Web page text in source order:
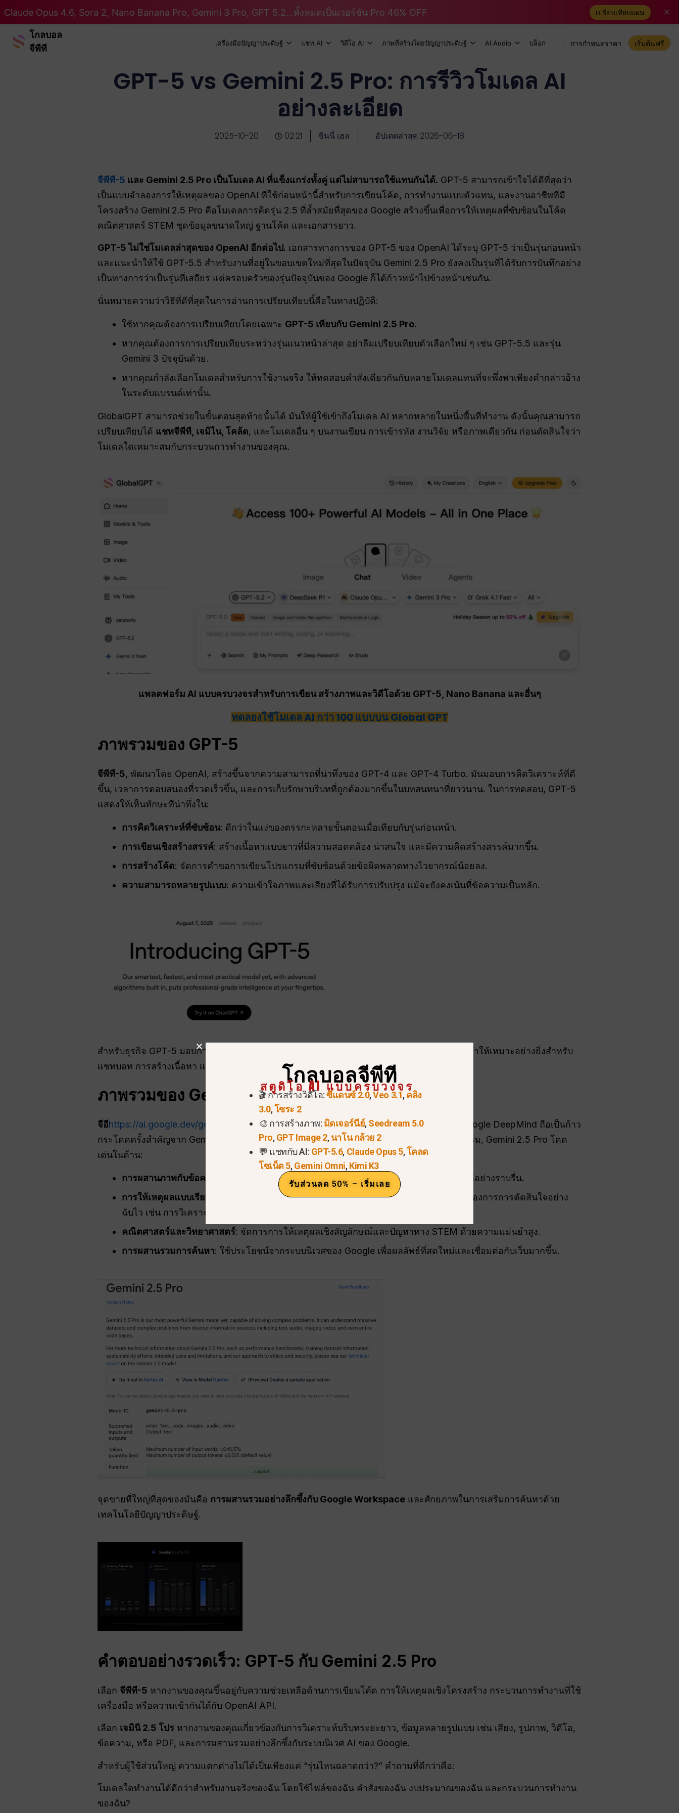
Claude Opus 4.6, Sora 2, Nano Banana Pro, Gemini 3 Pro, GPT 5.2...ทั้งหมดเป็นเวอร์ชัน Pro 46% OFF เปรียบเทียบแผน
โกลบอล
จีพีที
เครื่องมือปัญญาประดิษฐ์ แชท AI วิดีโอ AI ภาพที่สร้างโดยปัญญาประดิษฐ์ AI Audio บล็อก การกำหนดราคา เริ่มต้นฟรี
GPT-5 vs Gemini 2.5 Pro: การรีวิวโมเดล AI
อย่างละเอียด
2025-10-20 02:21 ชินนี่ เฮล อัปเดตล่าสุด 2026-06-18
จีพีที-5 และ Gemini 2.5 Pro เป็นโมเดล AI ที่แข็งแกร่งทั้งคู่ แต่ไม่สามารถใช้แทนกันได้. GPT-5 สามารถเข้าใจได้ดีที่สุดว่า
เป็นแบบจำลองการให้เหตุผลของ OpenAI ที่ใช้ก่อนหน้านี้สำหรับการเขียนโค้ด, การทำงานแบบตัวแทน, และงานอาชีพที่มี
โครงสร้าง Gemini 2.5 Pro คือโมเดลการคิดรุ่น 2.5 ที่ล้ำสมัยที่สุดของ Google สร้างขึ้นเพื่อการให้เหตุผลที่ซับซ้อนในโค้ด
คณิตศาสตร์ STEM ชุดข้อมูลขนาดใหญ่ ฐานโค้ด และเอกสารยาว.
GPT-5 ไม่ใช่โมเดลล่าสุดของ OpenAI อีกต่อไป. เอกสารทางการของ GPT-5 ของ OpenAI ได้ระบุ GPT-5 ว่าเป็นรุ่นก่อนหน้า
และแนะนำให้ใช้ GPT-5.5 สำหรับงานที่อยู่ในขอบเขตใหม่ที่สุดในปัจจุบัน Gemini 2.5 Pro ยังคงเป็นรุ่นที่ได้รับการบันทึกอย่าง
เป็นทางการว่าเป็นรุ่นที่เสถียร แต่ครอบครัวของรุ่นปัจจุบันของ Google ก็ได้ก้าวหน้าไปข้างหน้าเช่นกัน.
นั่นหมายความว่าวิธีที่ดีที่สุดในการอ่านการเปรียบเทียบนี้คือในทางปฏิบัติ:
ใช้หากคุณต้องการเปรียบเทียบโดยเฉพาะ GPT-5 เทียบกับ Gemini 2.5 Pro.
หากคุณต้องการการเปรียบเทียบระหว่างรุ่นแนวหน้าล่าสุด อย่าลืมเปรียบเทียบตัวเลือกใหม่ ๆ เช่น GPT-5.5 และรุ่น
Gemini 3 ปัจจุบันด้วย.
หากคุณกำลังเลือกโมเดลสำหรับการใช้งานจริง ให้ทดสอบคำสั่งเดียวกันกับหลายโมเดลแทนที่จะพึ่งพาเพียงคำกล่าวอ้าง
ในระดับแบรนด์เท่านั้น.
GlobalGPT สามารถช่วยในขั้นตอนสุดท้ายนั้นได้ มันให้ผู้ใช้เข้าถึงโมเดล AI หลากหลายในหนึ่งพื้นที่ทำงาน ดังนั้นคุณสามารถ
เปรียบเทียบได้ แชทจีพีที, เจมิไน, โคล้ด, และโมเดลอื่น ๆ บนงานเขียน การเข้ารหัส งานวิจัย หรือภาพเดียวกัน ก่อนตัดสินใจว่า
โมเดลใดเหมาะสมกับกระบวนการทำงานของคุณ.
แพลตฟอร์ม AI แบบครบวงจรสำหรับการเขียน สร้างภาพและวิดีโอด้วย GPT-5, Nano Banana และอื่นๆ
ทดลองใช้โมเดล AI กว่า 100 แบบบน Global GPT
ภาพรวมของ GPT-5
จีพีที-5, พัฒนาโดย OpenAI, สร้างขึ้นจากความสามารถที่น่าทึ่งของ GPT-4 และ GPT-4 Turbo. มันมอบการคิดวิเคราะห์ที่ดี
ขึ้น, เวลาการตอบสนองที่รวดเร็วขึ้น, และการเก็บรักษาบริบทที่ถูกต้องมากขึ้นในบทสนทนาที่ยาวนาน. ในการทดสอบ, GPT-5
แสดงให้เห็นทักษะที่น่าทึ่งใน:
การคิดวิเคราะห์ที่ซับซ้อน: ดีกว่าในแง่ของตรรกะหลายขั้นตอนเมื่อเทียบกับรุ่นก่อนหน้า.
การเขียนเชิงสร้างสรรค์: สร้างเนื้อหาแบบยาวที่มีความสอดคล้อง น่าสนใจ และมีความคิดสร้างสรรค์มากขึ้น.
การสร้างโค้ด: จัดการคำขอการเขียนโปรแกรมที่ซับซ้อนด้วยข้อผิดพลาดทางไวยากรณ์น้อยลง.
ความสามารถหลายรูปแบบ: ความเข้าใจภาพและเสียงที่ได้รับการปรับปรุง แม้จะยังคงเน้นที่ข้อความเป็นหลัก.
สำหรับธุรกิจ GPT-5 มอบการผสานการทำงานที่เหนือกว่ากับกระบวนการทำงานและ API ที่มีอยู่ ทำให้เหมาะอย่างยิ่งสำหรับ
แชทบอท การสร้างเนื้อหา และการค้นหาความรู้ขั้นสูง.
ภาพรวมของ Gemini 2.5 Pro
จีอีhttps://ai.google.dev/gemini-api/docs/models/gemini-2.5-proมินิ 2.5 โปร , พัฒนาโดย Google DeepMind ถือเป็นก้าว
กระโดดครั้งสำคัญจาก Gemini 1 และ 1.5 ซีรีส์ ซึ่งเป็นที่รู้จักในด้านหลายรูปแบบก่อน
สถาปัตยกรรม, Gemini 2.5 Pro โดด
เด่นในด้าน:
การผสานภาพกับข้อความ
: กระบวนการและสร้างผลลัพธ์ภาพและข้อความที่ผสานรวมกันได้อย่างราบรื่น.
การให้เหตุผลแบบเรียลไทม์
: มีความสามารถในการตัดสินใจอย่างรวดเร็วในสถานการณ์ที่ต้องการการตัดสินใจอย่าง
ฉับไว เช่น การวิเคราะห์ข้อมูลหรือการแปลภาษาแบบเรียลไทม์.
คณิตศาสตร์และวิทยาศาสตร์: จัดการการให้เหตุผลเชิงสัญลักษณ์และปัญหาทาง STEM ด้วยความแม่นยำสูง.
การผสานรวมการค้นหา: ใช้ประโยชน์จากระบบนิเวศของ Google เพื่อผลลัพธ์ที่สดใหม่และเชื่อมต่อกับเว็บมากขึ้น.
จุดขายที่ใหญ่ที่สุดของมันคือ การผสานรวมอย่างลึกซึ้งกับ Google Workspace และศักยภาพในการเสริมการค้นหาด้วย
เทคโนโลยีปัญญาประดิษฐ์.
คำตอบอย่างรวดเร็ว: GPT-5 กับ Gemini 2.5 Pro
เลือก จีพีที-5 หากงานของคุณขึ้นอยู่กับความช่วยเหลือด้านการเขียนโค้ด การให้เหตุผลเชิงโครงสร้าง กระบวนการทำงานที่ใช้
เครื่องมือ หรือความเข้ากันได้กับ OpenAI API.
เลือก เจมินี 2.5 โปร หากงานของคุณเกี่ยวข้องกับการวิเคราะห์บริบทระยะยาว, ข้อมูลหลายรูปแบบ เช่น เสียง, รูปภาพ, วิดีโอ,
ข้อความ, หรือ PDF, และการผสานรวมอย่างลึกซึ้งกับระบบนิเวศ AI ของ Google.
สำหรับผู้ใช้ส่วนใหญ่ ความแตกต่างไม่ได้เป็นเพียงแค่ “รุ่นไหนฉลาดกว่า?” คำถามที่ดีกว่าคือ:
โมเดลใดทำงานได้ดีกว่าสำหรับงานจริงของฉัน โดยใช้ไฟล์ของฉัน คำสั่งของฉัน งบประมาณของฉัน และกระบวนการทำงาน
ของฉัน?
โกลบอลจีพีที
สตูดิโอ AI แบบครบวงจร
🎬 การสร้างวิดีโอ:ซีแดนซ์ 2.0,Veo 3.1,คลิง
3.0,โซระ 2
🎨 การสร้างภาพ: มิดเจอร์นีย์,Seedream 5.0
Pro,GPT Image 2,นาโน กล้วย 2
💬 แชทกับ AI: GPT-5.6, Claude Opus 5,โคลด
โซเน็ต 5,Gemini Omni,Kimi K3
รับส่วนลด 50% – เริ่มเลย